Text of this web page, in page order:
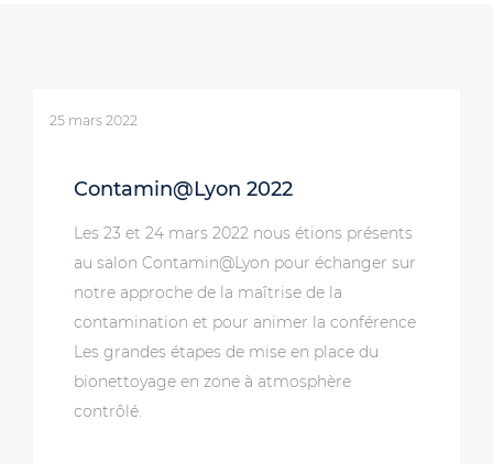
25 mars 2022
Contamin@Lyon 2022
Les 23 et 24 mars 2022 nous étions présents
au salon Contamin@Lyon pour échanger sur
notre approche de la maîtrise de la
contamination et pour animer la conférence
Les grandes étapes de mise en place du
bionettoyage en zone à atmosphère
contrôlé.